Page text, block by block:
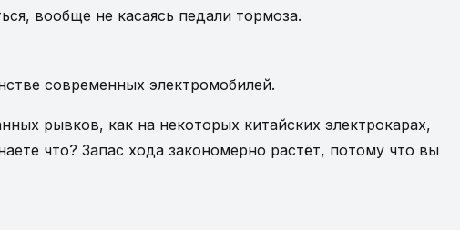
вообще не касаясь педали тормоза.
современных электромобилей.
рывков, как на некоторых китайских электрокарах,
что? Запас хода закономерно растёт, потому что вы